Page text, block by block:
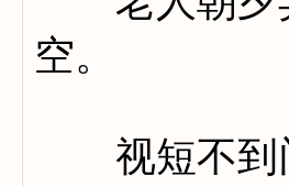
空。
视短不到门